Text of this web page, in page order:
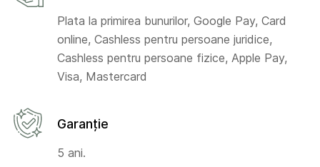
Plata la primirea bunurilor, Google Pay, Card
online, Cashless pentru persoane juridice,
Cashless pentru persoane fizice, Apple Pay,
Visa, Mastercard
Garanție
5 ani.